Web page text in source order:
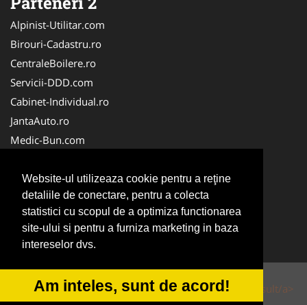
Website-ul utilizeaza cookie pentru a reţine
detaliile de conectare, pentru a colecta
statistici cu scopul de a optimiza functionarea
site-ului si pentru a furniza marketing in baza
intereselor dvs.
Am inteles, sunt de acord!
Alpinist-Utilitar.com
Birouri-Cadastru.ro
CentraleBoilere.ro
Servicii-DDD.com
Cabinet-Individual.ro
JantaAuto.ro
Medic-Bun.com
Apicultorul.com
CentruInchirieri.ro
Oftalmologul.ro
Stomatologul.com
© 2014-2026 Powered byVilonMedia&Tokaido Consult/a>